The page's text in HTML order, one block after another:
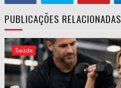
PUBLICAÇÕES RELACIONADAS
Saúde